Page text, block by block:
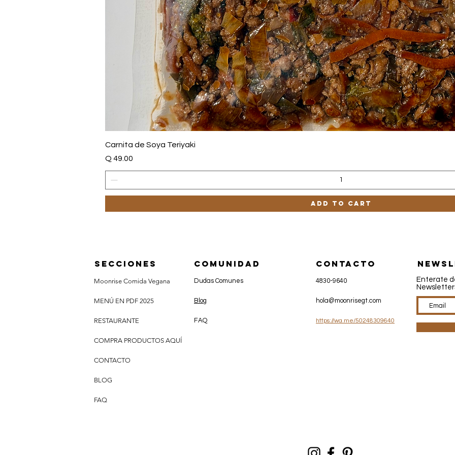
Carnita de Soya Teriyaki
Price
Q 49.00
Add to Cart
SECCIONES COMUNIDAD
Moonrise Comida Vegana
MENÚ EN PDF 2025
RESTAURANTE
COMPRA PRODUCTOS AQUÍ
CONTACTO
BLOG
FAQ
Dudas Comunes
Blog
FAQ
CONTACTo
4830-9640
hola@moonrisegt.com
https://wa.me/50248309640
Enterate